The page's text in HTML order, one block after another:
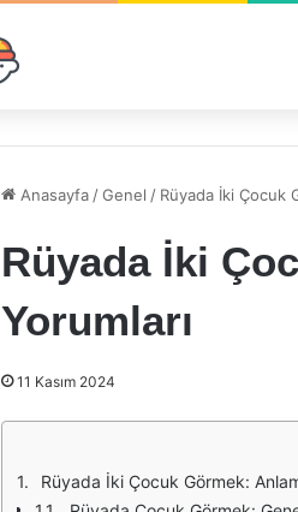
Anasayfa /Genel / Rüyada İki Çocuk
Rüyada İki
Yorumları
11 Kasım 2024
Rüyada İki Çocuk Görmek: